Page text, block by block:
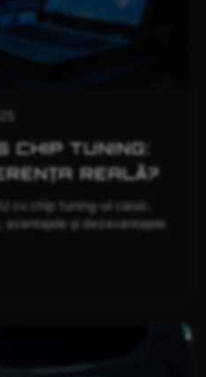
CHIP TUNING:
REALĂ?
cu chip tuning-ul clasic.
avantajele și dezavantajele